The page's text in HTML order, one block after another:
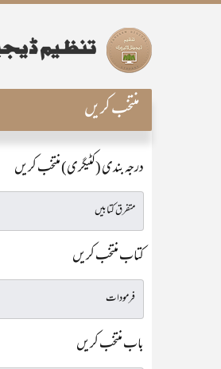
منتخب کریں
درجہ بندی (کٹیگری) منتخب کریں
کتاب منتخب کریں
باب منتخب کریں